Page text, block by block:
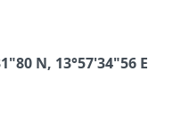
N, 13°57'34"56 E